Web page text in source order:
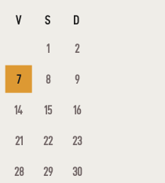
V S D
1 2
7 8 9
14 15 16
21 22 23
28 29 30